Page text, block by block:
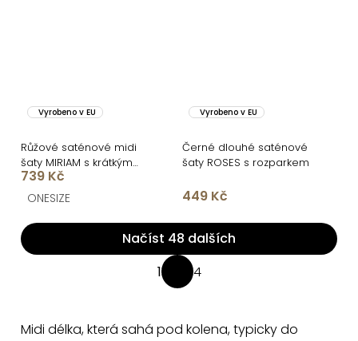
Vyrobeno v EU
Růžové saténové midi
šaty MIRIAM s krátkým
rukávem
739 Kč
ONESIZE
Vyrobeno v EU
Černé dlouhé saténové
šaty ROSES s rozparkem
449 Kč
O
v
á
Načíst 48 dalších
á
1 4
Midi délka, která sahá pod kolena,typicky do